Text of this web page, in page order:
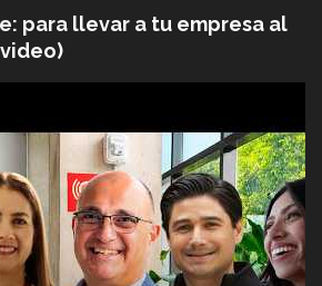
para llevar a tu empresa al